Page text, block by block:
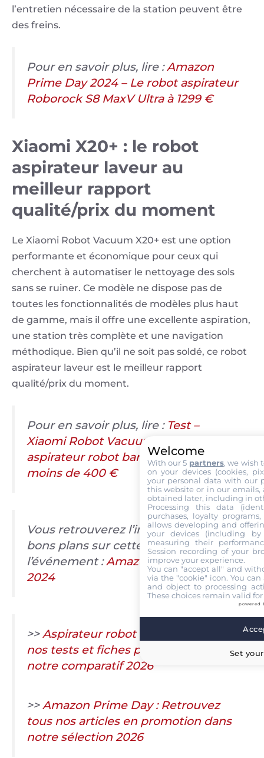
l’entretien nécessaire de la station peuvent être
des freins.
Pour en savoir plus, lire :Amazon
Prime Day 2024 – Le robot aspirateur
Roborock S8 MaxV Ultra à 1299 €
Xiaomi X20+ : le robot
aspirateur laveur au
meilleur rapport
qualité/prix du moment
Le Xiaomi Robot Vacuum X20+ est une option
performante et économique pour ceux qui
cherchent à automatiser le nettoyage des sols
sans se ruiner. Ce modèle ne dispose pas de
toutes les fonctionnalités de modèles plus haut
de gamme, mais il offre une excellente aspiration,
une station très complète et une navigation
méthodique. Bien qu’il ne soit pas soldé, ce robot
aspirateur laveur est le meilleur rapport
qualité/prix du moment.
Pour en savoir plus, lire : Test –
Xiaomi Robot Vacuum X20+ : un
aspirateur robot bardé de fonctions à
moins de 400 €
Vous retrouverez l’intégralité des
bons plans sur cette page dédiée à
l’événement :Amazon Prime Day
2024
>>Aspirateur robot : Retrouvez tous
nos tests et fiches produits dans
notre comparatif 2026
>>Amazon Prime Day : Retrouvez
tous nos articles en promotion dans
notre sélection 2026
Welcome
With our 5 partners, we wish
on your devices (cookies,
your personal data with our
this website or in our emails,
obtained later, including in
Processing this data
purchases, loyalty
allows developing and
your devices (including
measuring their
Session recording of your
improve your experience.
You can "accept all" and
via the "cookie" icon. You
and object to processing
These choices remain valid
powered
Set